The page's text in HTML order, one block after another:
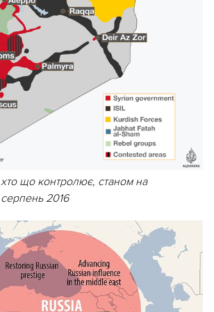
хто що контролює, станом на
серпень 2016